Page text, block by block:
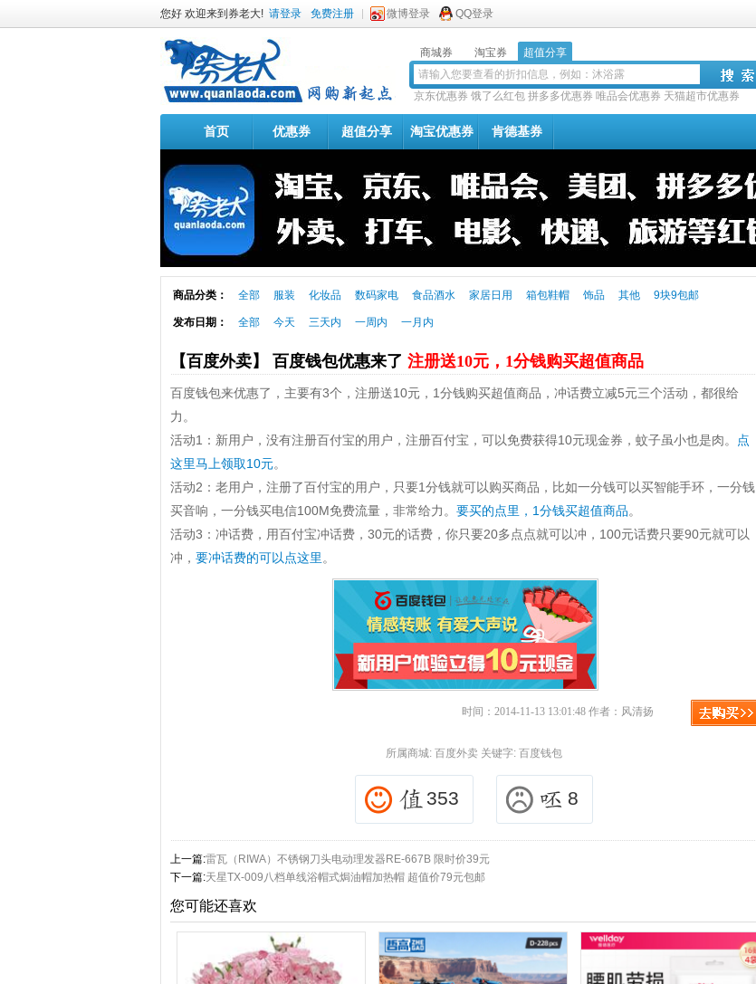
您好 欢迎来到券老大! 请登录 免费注册 微博登录 QQ登录
商城券 淘宝券 超值分享
京东优惠券 饿了么红包 拼多多优惠券 唯品会优惠券 天猫超市优惠券
首页 优惠券 超值分享 淘宝优惠券 肯德基券
商品分类： 全部 服装 化妆品 数码家电 食品酒水 家居日用 箱包鞋帽 饰品 其他 9块9包邮
发布日期： 全部 今天 三天内 一周内 一月内
【百度外卖】 百度钱包优惠来了 注册送10元，1分钱购买超值商品
百度钱包来优惠了，主要有3个，注册送10元，1分钱购买超值商品，冲话费立减5元三个活动，都很给
力。
活动1：新用户，没有注册百付宝的用户，注册百付宝，可以免费获得10元现金券，蚊子虽小也是肉。
点
这里马上领取10元。
活动2：老用户，注册了百付宝的用户，只要1分钱就可以购买商品，比如一分钱可以买智能手环，一分钱
买音响，一分钱买电信100M免费流量，非常给力。 要买的点里，1分钱买超值商品。
活动3：冲话费，用百付宝冲话费，30元的话费，你只要20多点点就可以冲，100元话费只要90元就可以
冲， 要冲话费的可以点这里 。
时间：2014-11-13 13:01:48 作者：风清扬
所属商城: 百度外卖 关键字: 百度钱包
353 8
上一篇:雷瓦（RIWA）不锈钢刀头电动理发器RE-667B 限时价39元
下一篇:天星TX-009八档单线浴帽式焗油帽加热帽 超值价79元包邮
您可能还喜欢
淘宝优惠券+淘宝返利 京东优惠券与京东返利红包！